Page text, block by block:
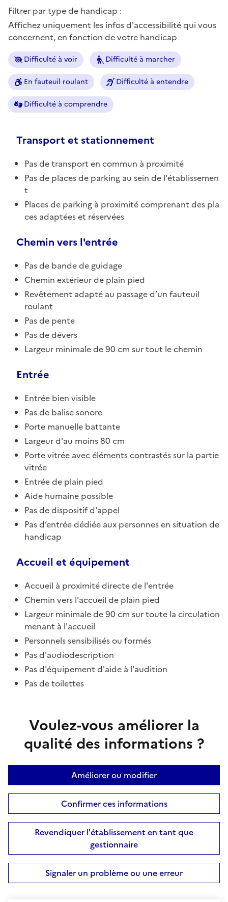
Filtrer par type de handicap :
Affichez uniquement les infos d'accessibilité qui vous
concernent, en fonction de votre handicap
Difficulté à voir Difficulté à marcher
En fauteuil roulant Difficulté à entendre
Difficulté à comprendre
Transport et stationnement
Pas de transport en commun à proximité
Pas de places de parking au sein de l'établissemen
t
Places de parking à proximité comprenant des pla
ces adaptées et réservées
Chemin vers l'entrée
Pas de bande de guidage
Chemin extérieur de plain pied
Revêtement adapté au passage d’un fauteuil
roulant
Pas de pente
Pas de dévers
Largeur minimale de 90 cm sur tout le chemin
Entrée
Entrée bien visible
Pas de balise sonore
Porte manuelle battante
Largeur d'au moins 80 cm
Porte vitrée avec éléments contrastés sur la partie
vitrée
Entrée de plain pied
Aide humaine possible
Pas de dispositif d'appel
Pas d’entrée dédiée aux personnes en situation de
handicap
Accueil et équipement
Accueil à proximité directe de l'entrée
Chemin vers l'accueil de plain pied
Largeur minimale de 90 cm sur toute la circulation
menant à l'accueil
Personnels sensibilisés ou formés
Pas d'audiodescription
Pas d'équipement d'aide à l'audition
Pas de toilettes
Voulez-vous améliorer la
qualité des informations ?
Améliorer ou modifier
Confirmer ces informations
Revendiquer l'établissement en tant que
gestionnaire
Signaler un problème ou une erreur